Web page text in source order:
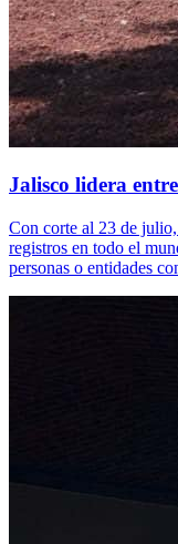
Jalisco lidera
Con corte al 23 de
registros en todo el
personas o entidades